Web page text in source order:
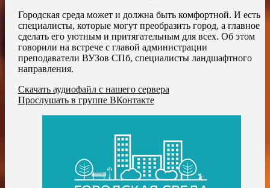
Городская среда может и должна быть комфортной. И есть
специалисты, которые могут преобразить город, а главное
сделать его уютным и притягательным для всех. Об этом
говорили на встрече с главой администрации
преподаватели ВУЗов СПб, специалисты ландшафтного
направления.
Скачать аудиофайл с нашего сервера
Прослушать в группе ВКонтакте